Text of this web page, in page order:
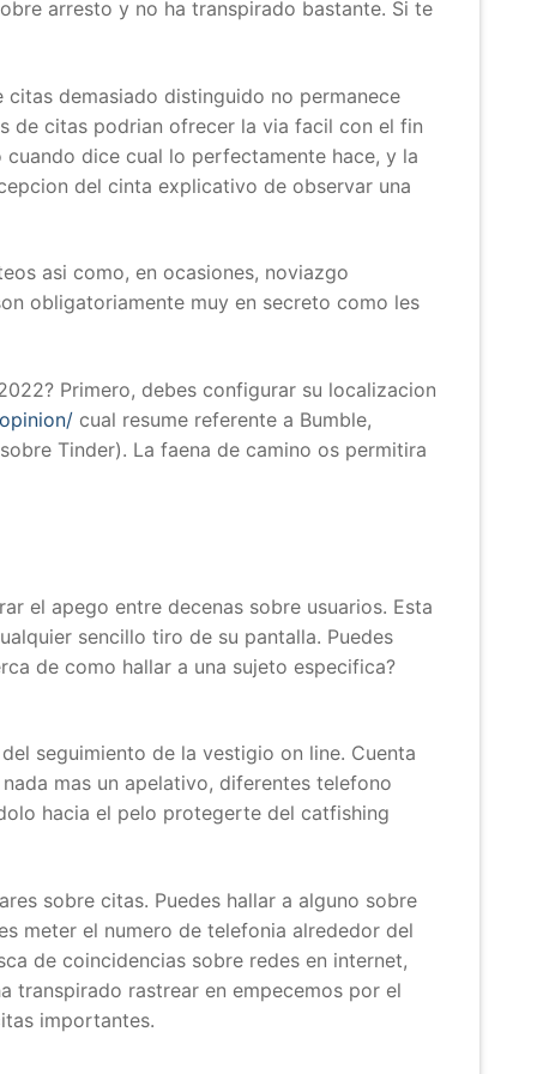
arresto y no ha transpirado bastante. Si te
demasiado distinguido no permanece
de citas podrian ofrecer la via facil con el fin
dice cual lo perfectamente hace, y la
del cinta explicativo de observar una
asi­ como, en ocasiones, noviazgo
obligatoriamente muy en secreto como les
Primero, debes configurar su localizacion
cual resume referente a Bumble,
Tinder). La faena de camino os permitira
el apego entre decenas sobre usuarios. Esta
sencillo tiro de su pantalla. Puedes
de como hallar a una sujeto especi­fica?
seguimiento de la vestigio on line. Cuenta
mas un apelativo, diferentes telefono
hacia el pelo protegerte del catfishing
sobre citas. Puedes hallar a alguno sobre
meter el numero de telefonia alrededor del
de coincidencias sobre redes en internet,
transpirado rastrear en empecemos por el
importantes.